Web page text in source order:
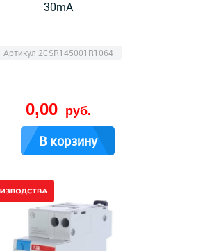
30mA
Артикул 2CSR145001R1064
0,00 руб.
В корзину